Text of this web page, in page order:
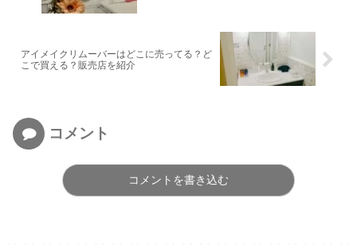
アイメイクリムーバーはどこに売ってる？ど
こで買える？販売店を紹介
コメント
コメントを書き込む